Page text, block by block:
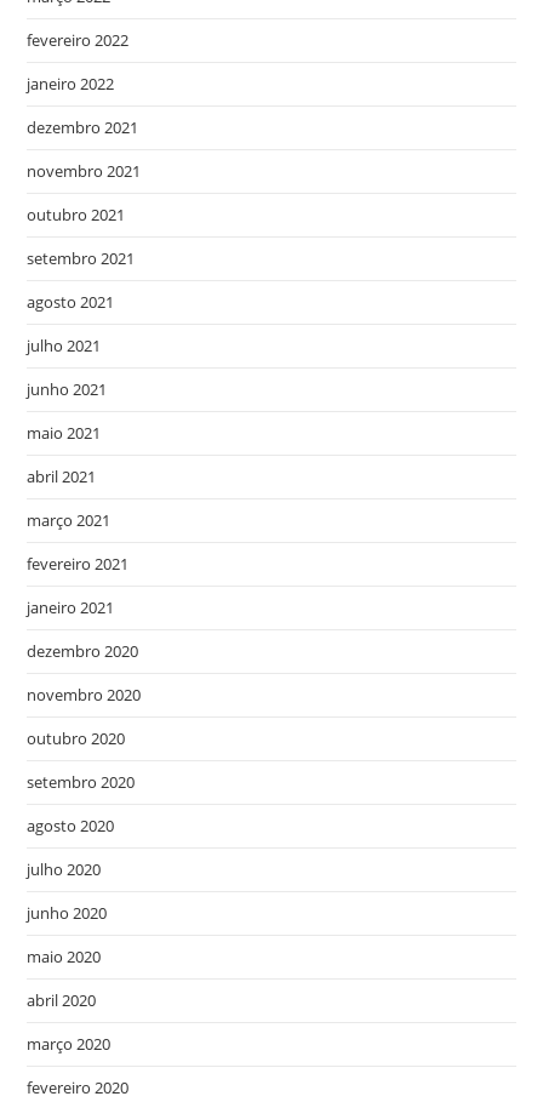
fevereiro 2022
janeiro 2022
dezembro 2021
novembro 2021
outubro 2021
setembro 2021
agosto 2021
julho 2021
junho 2021
maio 2021
abril 2021
março 2021
fevereiro 2021
janeiro 2021
dezembro 2020
novembro 2020
outubro 2020
setembro 2020
agosto 2020
julho 2020
junho 2020
maio 2020
abril 2020
março 2020
fevereiro 2020